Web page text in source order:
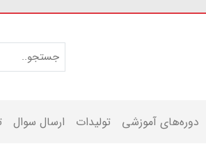
دوره‌های آموزشی تولیدات ارسال سوال